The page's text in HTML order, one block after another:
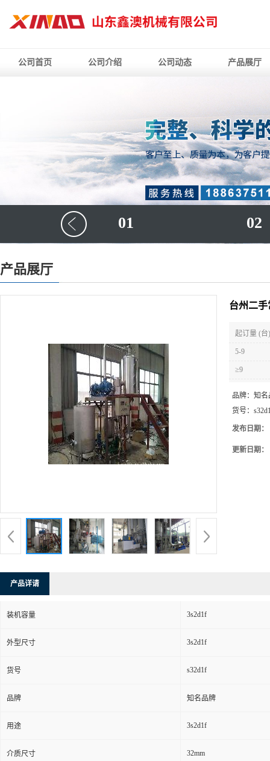
公司首页 公司介绍 公司动态 产品展厅
01 02
产品展厅
台州二
起订量 (台)
5-9
≥9
品牌： 知名
货号：
发布日期：
更新日期：
产品详请
装机容量 3s2d1f
外型尺寸 3s2d1f
货号 s32d1f
品牌 知名品牌
用途 3s2d1f
介质尺寸 32mm